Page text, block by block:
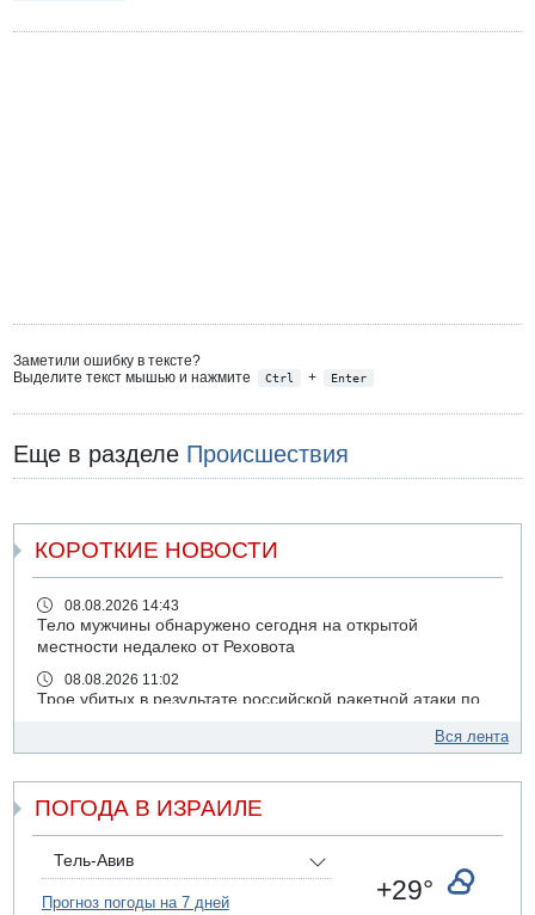
Заметили ошибку в тексте?
Выделите текст мышью и нажмите
Ctrl + Enter
Еще в разделе Происшествия
КОРОТКИЕ НОВОСТИ
08.08.2026 14:43
Тело мужчины обнаружено сегодня на открытой
местности недалеко от Реховота
08.08.2026 11:02
Трое убитых в результате российской ракетной атаки по
07.08.2026 20:43
07.08.2026 20:41
Ynet: "Хизбалла" запустила БПЛА со взрывчаткой по
07.08.2026 19:16
ДТП в Ашдоде: тяжело ранены двое маленьких детей
Вся лента
ПОГОДА В ИЗРАИЛЕ
Тель-Авив
Прогноз погоды на 7 дней +29°